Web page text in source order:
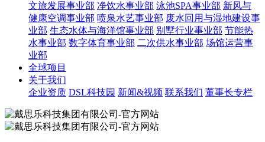
文旅发展事业部 净饮水事业部 泳池SPA事业部 新风与
健康空调事业部 喷泉水艺事业部 废水回用与湿地建设事
业部 生态水体与海洋馆事业部 别墅行业事业部 节能热
水事业部 数字体育事业部 二次供水事业部 场馆运营事
业部
全球项目
关于我们
企业资质 DSL科技园 新闻&视频 联系我们 董事长专栏